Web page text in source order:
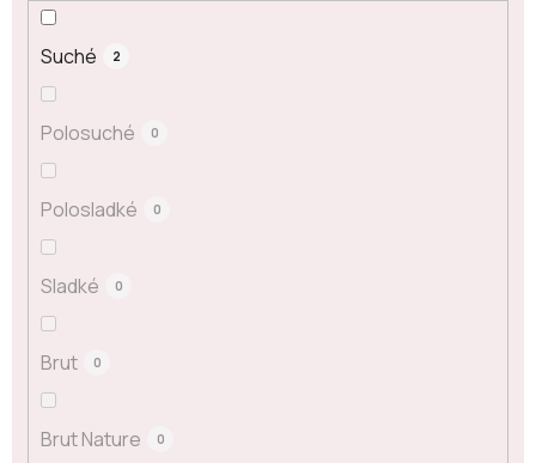
Suché 2
Polosuché 0
Polosladké 0
Sladké 0
Brut 0
Brut Nature 0